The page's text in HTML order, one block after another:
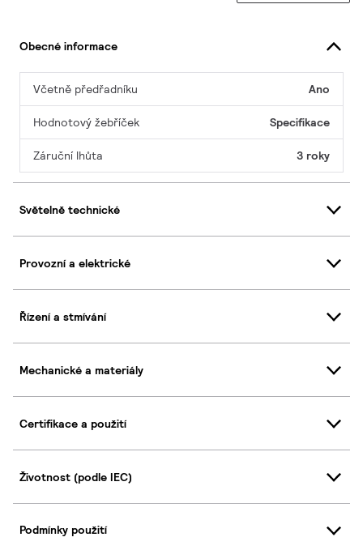
Obecné informace
Včetně předřadníku Ano
Hodnotový žebříček Specifikace
Záruční lhůta 3 roky
Světelně technické
Provozní a elektrické
Řízení a stmívání
Mechanické a materiály
Certifikace a použití
Životnost (podle IEC)
Podmínky použití